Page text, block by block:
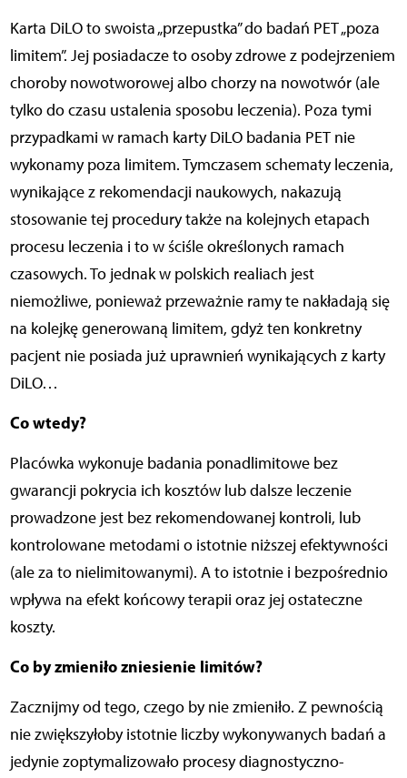
Karta DiLO to swoista „przepustka” do badań PET „poza
limitem”. Jej posiadacze to osoby zdrowe z podejrzeniem
choroby nowotworowej albo chorzy na nowotwór (ale
tylko do czasu ustalenia sposobu leczenia). Poza tymi
przypadkami w ramach karty DiLO badania PET nie
wykonamy poza limitem. Tymczasem schematy leczenia,
wynikające z rekomendacji naukowych, nakazują
stosowanie tej procedury także na kolejnych etapach
procesu leczenia i to w ściśle określonych ramach
czasowych. To jednak w polskich realiach jest
niemożliwe, ponieważ przeważnie ramy te nakładają się
na kolejkę generowaną limitem, gdyż ten konkretny
pacjent nie posiada już uprawnień wynikających z karty
DiLO…
Co wtedy?
Placówka wykonuje badania ponadlimitowe bez
gwarancji pokrycia ich kosztów lub dalsze leczenie
prowadzone jest bez rekomendowanej kontroli, lub
kontrolowane metodami o istotnie niższej efektywności
(ale za to nielimitowanymi). A to istotnie i bezpośrednio
wpływa na efekt końcowy terapii oraz jej ostateczne
koszty.
Co by zmieniło zniesienie limitów?
Zacznijmy od tego, czego by nie zmieniło. Z pewnością
nie zwiększyłoby istotnie liczby wykonywanych badań a
jedynie zoptymalizowało procesy diagnostyczno-